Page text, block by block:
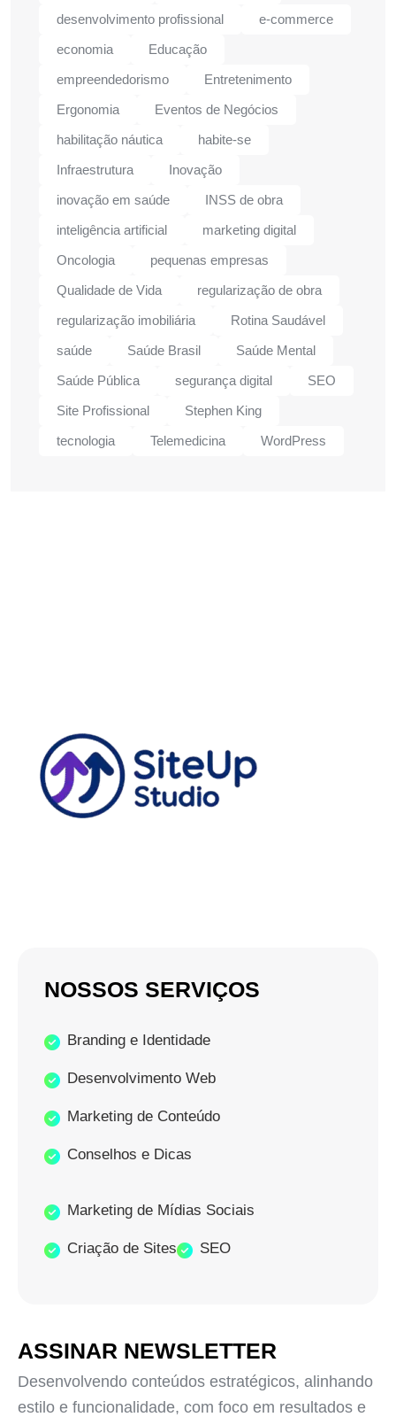
desenvolvimento profissional
e-commerce
economia
Educação
empreendedorismo
Entretenimento
Ergonomia
Eventos de Negócios
habilitação náutica
habite-se
Infraestrutura
Inovação
inovação em saúde
INSS de obra
inteligência artificial
marketing digital
Oncologia
pequenas empresas
Qualidade de Vida
regularização de obra
regularização imobiliária
Rotina Saudável
saúde
Saúde Brasil
Saúde Mental
Saúde Pública
segurança digital
SEO
Site Profissional
Stephen King
tecnologia
Telemedicina WordPress
NOSSOS SERVIÇOS
Branding e Identidade
Desenvolvimento Web
Marketing de Conteúdo
Conselhos e Dicas
Marketing de Mídias Sociais
Criação de Sites SEO
ASSINAR NEWSLETTER
Desenvolvendo conteúdos estratégicos, alinhando
estilo e funcionalidade, com foco em resultados e